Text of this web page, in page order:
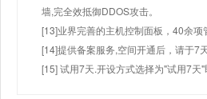
墙,完全效抵御DDOS攻击。
[13]业界完善的主机控制面板，40余
[14]提供备案服务,空间开通后，请于7
[15] 试用7天.开设方式选择为"试用7天"